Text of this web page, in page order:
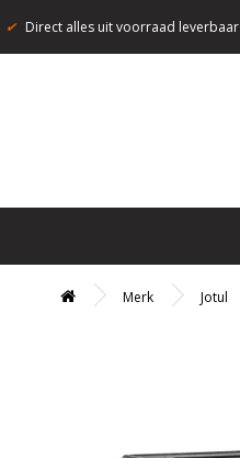
✔ Direct alles uit voorraad leverbaar
Merk Jotul